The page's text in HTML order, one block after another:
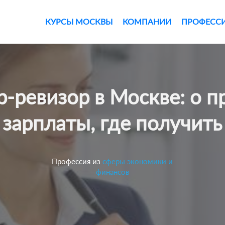
КУРСЫ МОСКВЫ КОМПАНИИ
зарплаты, где получить
Профессия изсферы экономики и
финансов